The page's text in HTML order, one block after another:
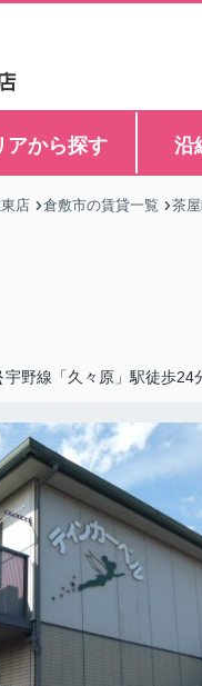
アから探す 沿
店 倉敷市の賃貸一覧 茶
宇野線「久々原」駅徒歩24